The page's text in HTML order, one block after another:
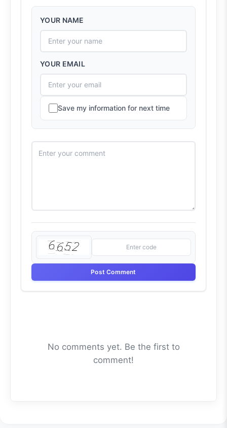
YOUR NAME
YOUR EMAIL
Save my information for next time
Post Comment
No comments yet. Be the first to
comment!